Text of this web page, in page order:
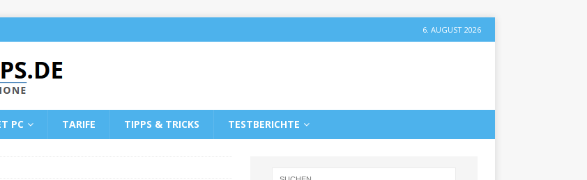
6. AUGUST 2026
PC TARIFE TIPPS & TRICKS TESTBERICHTE